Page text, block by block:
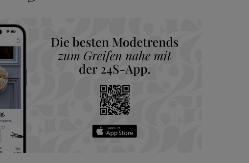
ein Haus aus der LVMH-Gruppe